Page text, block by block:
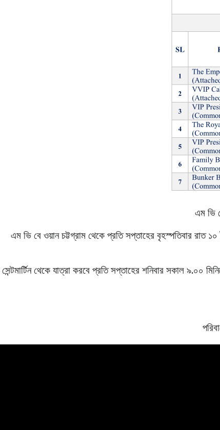
এম ভি
এম ভি বে ওয়ান চট্টগ্রাম থেকে প্রতি সপ্তাহের বৃহস্পতিবার রাত ১০
সেন্টমার্টিন থেকে যাত্রা করবে প্রতি সপ্তাহের শনিবার সকাল ৯.০০